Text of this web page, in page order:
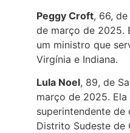
Peggy Croft, 66,
de março de 2025.
um ministro que
Virgínia e Indiana.
Lula Noel, 89, de
março de 2025.
superintendente
Distrito Sudeste de